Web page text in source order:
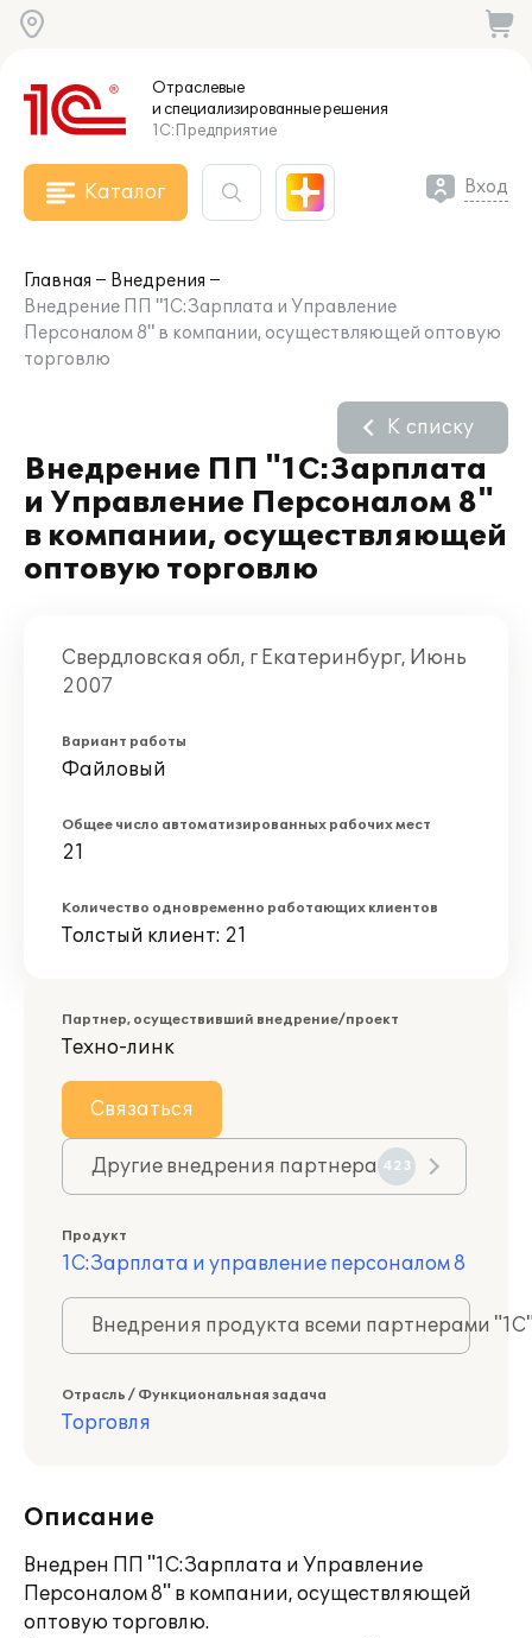
Отраслевые
и специализированныерешения
1С:Предприятие
Каталог Вход
Главная
Внедрения
Внедрение ПП "1С:Зарплата и Управление
Персоналом 8" в компании, осуществляющей оптовую
торговлю
Внедрение ПП "1С:Зарплата
и Управление Персоналом 8"
в компании, осуществляющей
оптовую торговлю
К списку
Свердловская обл, г Екатеринбург, Июнь
2007
Вариант работы
Файловый
Общее число автоматизированных рабочих мест
21
Количество одновременно работающих клиентов
Толстый клиент: 21
Партнер, осуществивший внедрение/проект
Техно-линк
Связаться
Другие внедрения партнера 423
Продукт
1С:Зарплата и управление персоналом 8
Внедрения продукта всеми партнерами
Отрасль / Функциональная задача
Торговля
Описание
Внедрен ПП "1С:Зарплата и Управление
Персоналом 8" в компании, осуществляющей
оптовую торговлю.